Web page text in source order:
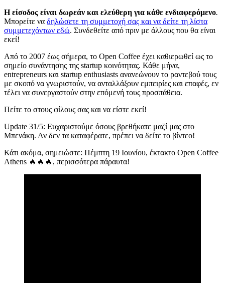
Η είσοδος είναι δωρεάν και ελεύθερη για κάθε ενδιαφερόμενο.
Μπορείτε να δηλώσετε τη συμμετοχή σας και να δείτε τη λίστα
συμμετεχόντων εδώ. Συνδεθείτε από πριν με άλλους που θα είναι
εκεί!
Από το 2007 έως σήμερα, το Open Coffee έχει καθιερωθεί ως το
σημείο συνάντησης της startup κοινότητας. Κάθε μήνα,
entrepreneurs και startup enthusiasts ανανεώνουν το ραντεβού τους
με σκοπό να γνωριστούν, να ανταλλάξουν εμπειρίες και επαφές, εν
τέλει να συνεργαστούν στην επόμενή τους προσπάθεια.
Πείτε το στους φίλους σας και να είστε εκεί!
Update 31/5: Ευχαριστούμε όσους βρεθήκατε μαζί μας στο
Μπενάκη. Αν δεν τα καταφέρατε, πρέπει να δείτε το βίντεο!
Κάτι ακόμα, σημειώστε: Πέμπτη 19 Ιουνίου, έκτακτο Open Coffee
Athens 🔥🔥🔥, περισσότερα πάραυτα!